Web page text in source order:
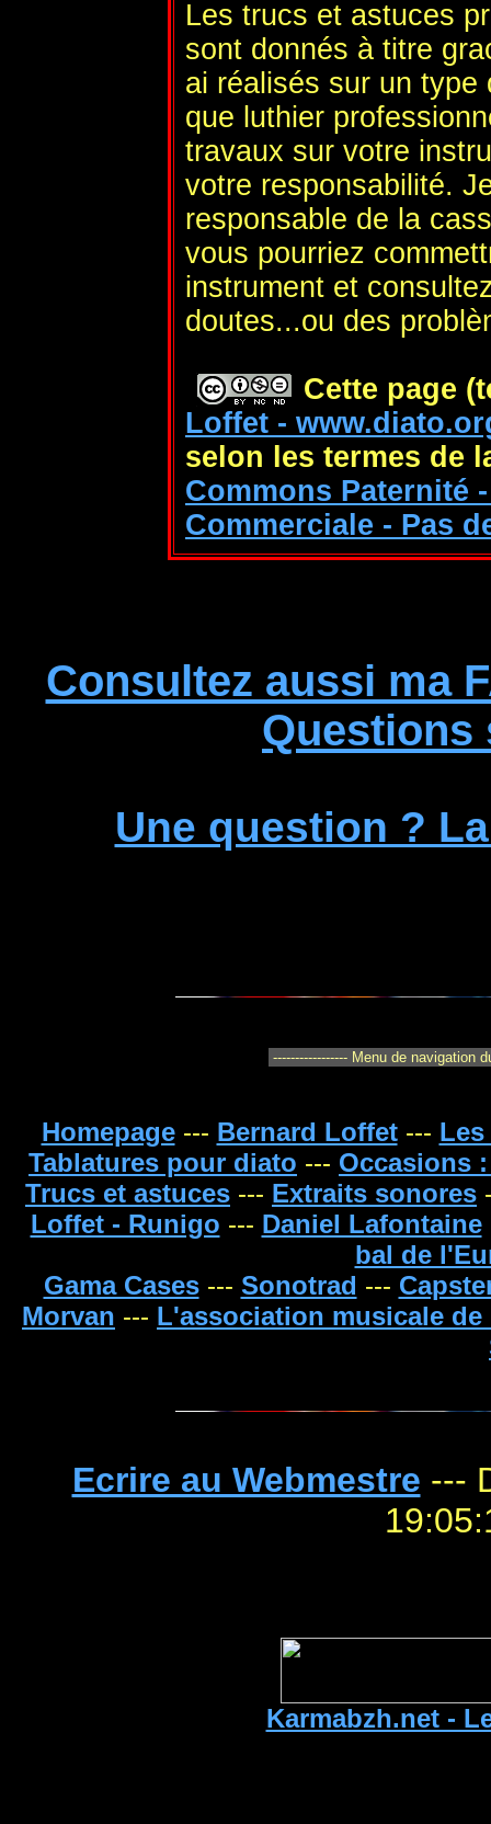
Les trucs et astuces
sont donnés à titre
ai réalisés sur un type
que luthier
travaux sur votre
votre responsabilité.
responsable de la
vous pourriez
instrument et
doutes...ou des
Cette page
Loffet -
selon les termes de
Commons Paternité
Commerciale - Pas
Consultez aussi ma
Questions
Une question ?
Homepage--- Bernard Loffet---
Tablatures pour diato --- Occasions
Trucs et astuces --- Extraits sonores
Loffet - Runigo --- Daniel Lafontaine
bal de
Gama Cases--- Sonotrad ---
Morvan --- L'association musicale de
Ecrire au Webmestre ---
Karmabzh.net -